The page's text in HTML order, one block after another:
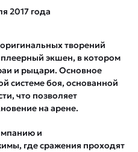
2017 года
творений
экшен, в котором
и рыцари. Основное
системе боя, основанной
что позволяет
на арене.
и
где сражения проходят